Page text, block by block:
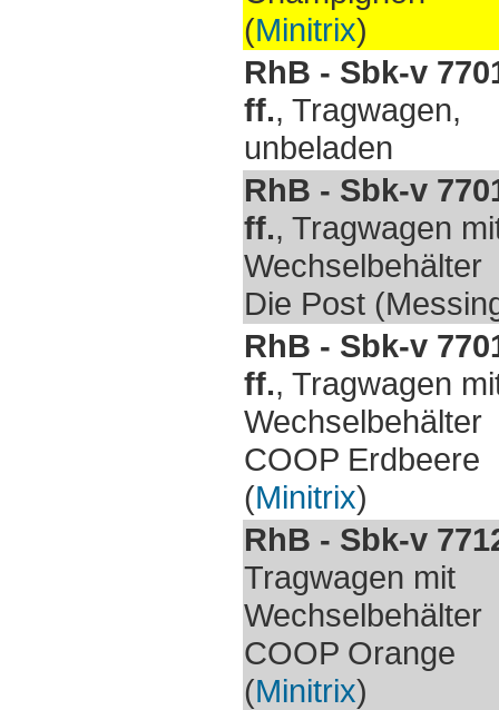
(Minitrix)
RhB - Sbk-v
ff., Tragwagen,
unbeladen
RhB - Sbk-v
ff., Tragwagen
Wechselbehälter
Die Post
RhB - Sbk-v
ff., Tragwagen
Wechselbehälter
COOP Erdbeere
(Minitrix)
RhB - Sbk-v
Tragwagen mit
Wechselbehälter
COOP Orange
(Minitrix)